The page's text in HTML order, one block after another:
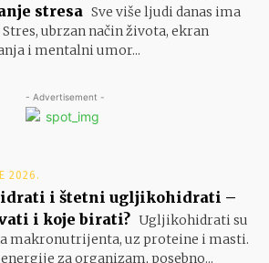
stresa Sve više ljudi danas ima
ubrzan način života, ekran
i mentalni umor...
- Advertisement -
2026.
i štetni ugljikohidrati –
i koje birati? Ugljikohidrati su
makronutrijenta, uz proteine i masti.
za organizam, posebno...